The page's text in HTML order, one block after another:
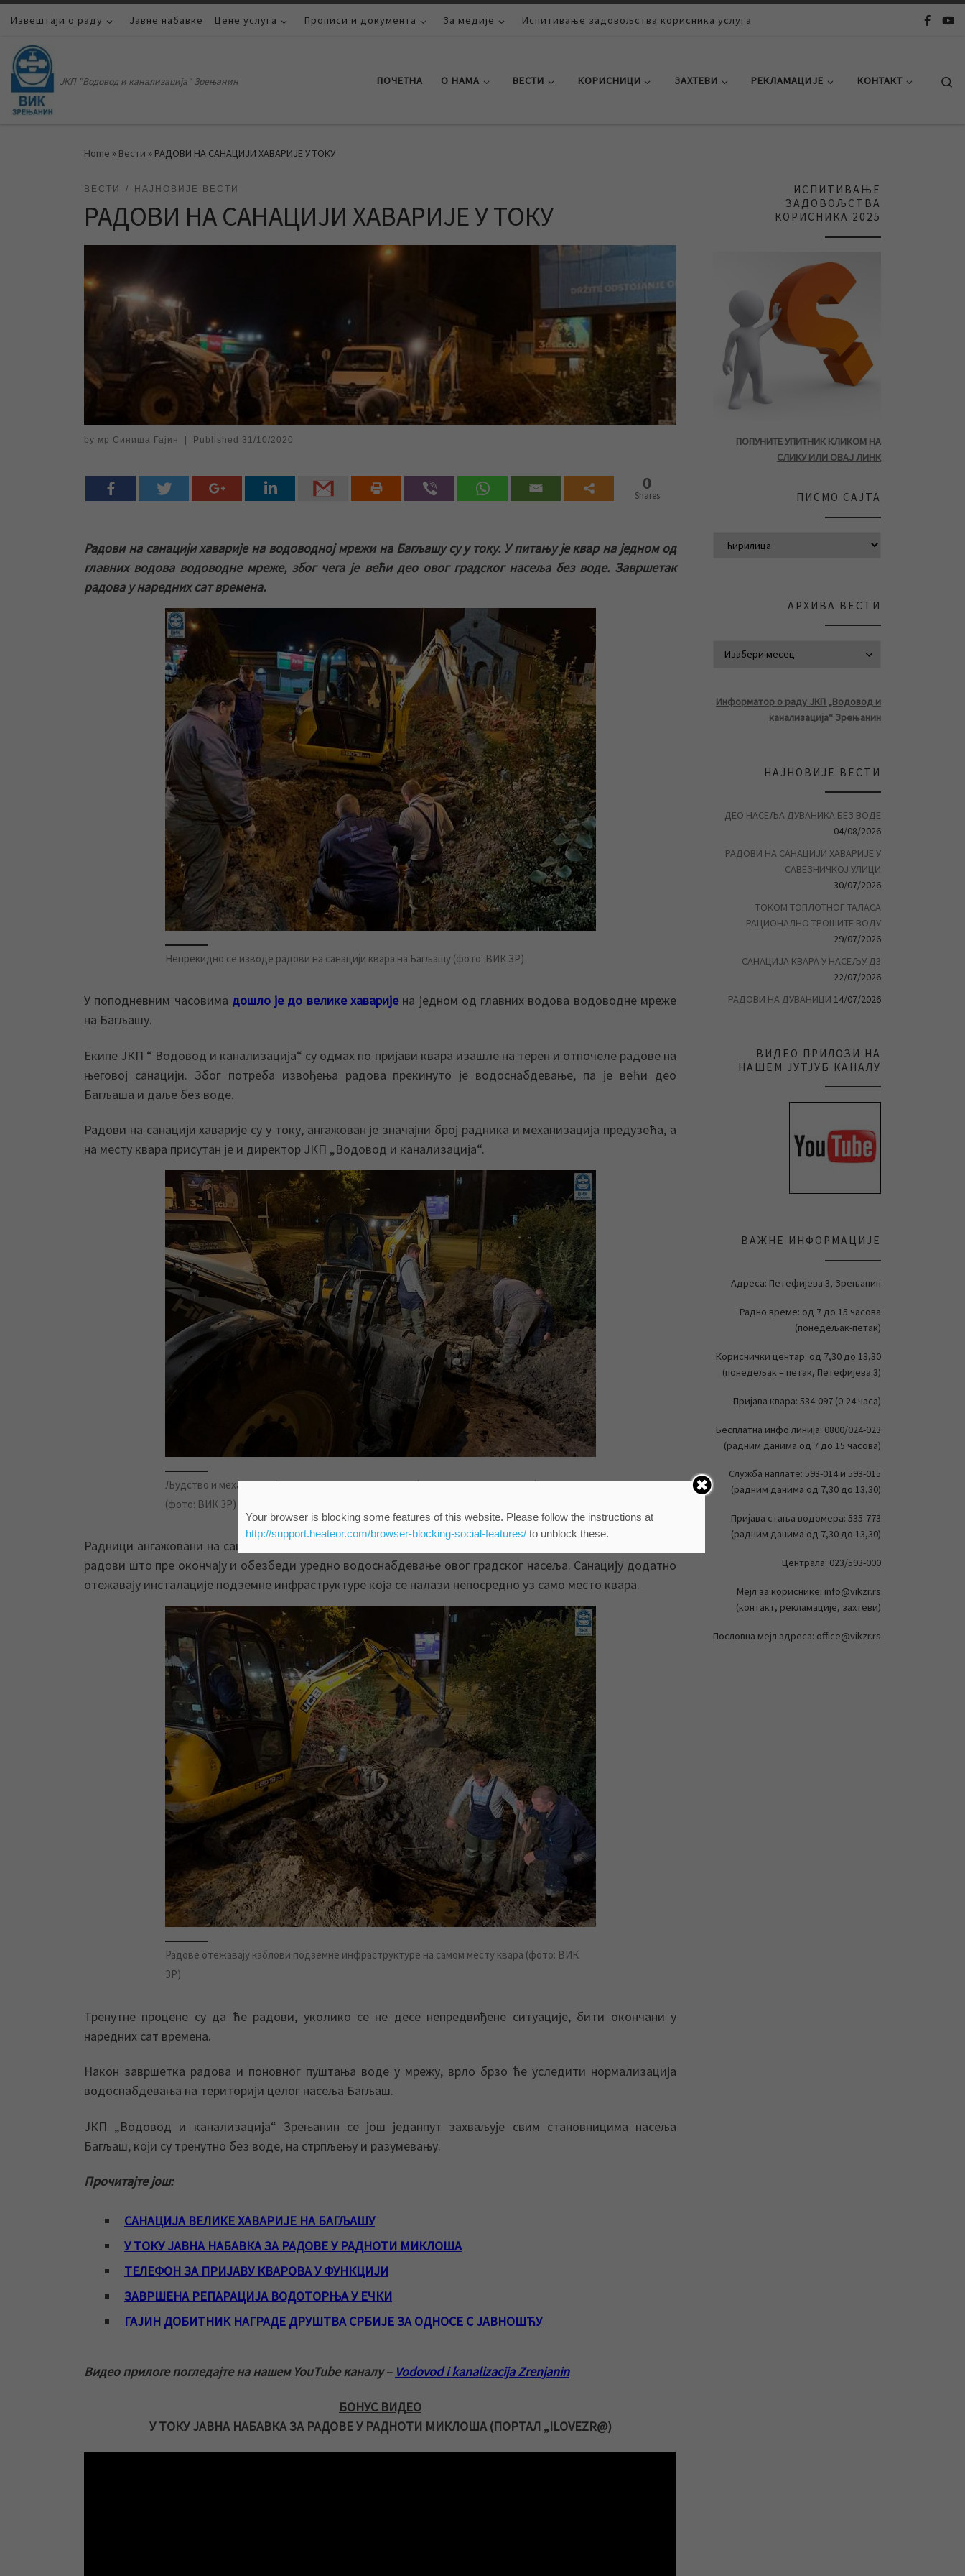
Skip to content
Извештаји о раду Јавне набавке Цене услуга Прописи и документа За медије Испитивање задовољства корисника услуга
ЈКП "Водовод и канализација" Зрењанин ПОЧЕТНА О НАМА ВЕСТИ КОРИСНИЦИ ЗАХТЕВИ РЕКЛАМАЦИЈЕ КОНТАКТ
Home » Вести » РАДОВИ НА САНАЦИЈИ ХАВАРИЈЕ У ТОКУ
ВЕСТИ НАЈНОВИЈЕ ВЕСТИ
РАДОВИ НА САНАЦИЈИ ХАВАРИЈЕ У ТОКУ
by мр Синиша Гајин Published 31/10/2020
0
Shares
Радови на санацији хаварије на водоводној мрежи на Багљашу су у току. У питању је квар на једном од
главних водова водоводне мреже, због чега је већи део овог градског насеља без воде. Завршетак
радова у наредних сат времена.
Непрекидно се изводе радови на санацији квара на Багљашу (фото: ВИК ЗР)
У поподневним часовима дошло је до велике хаваријена једном од главних водова водоводне мреже
на Багљашу.
Екипе ЈКП “ Водовод и канализација“ су одмах по пријави квара изашле на терен и отпочеле радове на
његовој санацији. Због потреба извођења радова прекинуто је водоснабдевање, па је већи део
Багљаша и даље без воде.
Радови на санацији хаварије су у току, ангажован је значајни број радника и механизација предузећа, а
на месту квара присутан је и директор ЈКП „Водовод и канализација“.
Људство и механизација ЈКП „Водовод и канализација“ ангажовани на санацији квара
(фото: ВИК ЗР)
Радници ангажовани на санацији овог великог квара од самог почетка улажу максималне напоре да се
радови што пре окончају и обезбеди уредно водоснабдевање овог градског насеља. Санацију додатно
отежавају инсталације подземне инфраструктуре која се налази непосредно уз само место квара.
Радове отежавају каблови подземне инфраструктуре на самом месту квара (фото: ВИК
ЗР)
Тренутне процене су да ће радови, уколико се не десе непредвиђене ситуације, бити окончани у
наредних сат времена.
Након завршетка радова и поновног пуштања воде у мрежу, врло брзо ће уследити нормализација
водоснабдевања на територији целог насеља Багљаш.
ЈКП „Водовод и канализација“ Зрењанин се још једанпут захваљује свим становницима насеља
Багљаш, који су тренутно без воде, на стрпљењу и разумевању.
Прочитајте још:
САНАЦИЈА ВЕЛИКЕ ХАВАРИЈЕ НА БАГЉАШУ
У ТОКУ ЈАВНА НАБАВКА ЗА РАДОВЕ У РАДНОТИ МИКЛОША
ТЕЛЕФОН ЗА ПРИЈАВУ КВАРОВА У ФУНКЦИЈИ
ЗАВРШЕНА РЕПАРАЦИЈА ВОДОТОРЊА У ЕЧКИ
ГАЈИН ДОБИТНИК НАГРАДЕ ДРУШТВА СРБИЈЕ ЗА ОДНОСЕ С ЈАВНОШЋУ
Видео прилоге погледајте на нашем YouTube каналу – Vodovod i kanalizacija Zrenjanin
БОНУС ВИДЕО
У ТОКУ ЈАВНА НАБАВКА ЗА РАДОВЕ У РАДНОТИ МИКЛОША (ПОРТАЛ „ILOVEZR@)
ИСПИТИВАЊЕ
ЗАДОВОЉСТВА
КОРИСНИКА 2025
ПОПУНИТЕ УПИТНИК КЛИКОМ НА
СЛИКУ ИЛИ ОВАЈ ЛИНК
ПИСМО САЈТА
АРХИВА ВЕСТИ
Информатор о раду ЈКП „Водовод и
канализација“ Зрењанин
НАЈНОВИЈЕ ВЕСТИ
ДЕО НАСЕЉА ДУВАНИКА БЕЗ ВОДЕ
04/08/2026
РАДОВИ НА САНАЦИЈИ ХАВАРИЈЕ У
САВЕЗНИЧКОЈ УЛИЦИ
30/07/2026
ТОКОМ ТОПЛОТНОГ ТАЛАСА
РАЦИОНАЛНО ТРОШИТЕ ВОДУ
29/07/2026
САНАЦИЈА КВАРА У НАСЕЉУ Д3
22/07/2026
РАДОВИ НА ДУВАНИЦИ 14/07/2026
ВИДЕО ПРИЛОЗИ НА
НАШЕМ ЈУТЈУБ КАНАЛУ
ВАЖНЕ ИНФОРМАЦИЈЕ
Адреса: Петефијева 3, Зрењанин
Радно време: од 7 до 15 часова
(понедељак-петак)
Кориснички центар: од 7,30 до 13,30
(понедељак – петак, Петефијева 3)
Пријава квара: 534-097 (0-24 часа)
Бесплатна инфо линија: 0800/024-023
(радним данима од 7 до 15 часова)
Служба наплате: 593-014 и 593-015
(радним данима од 7,30 до 13,30)
Пријава стања водомера: 535-773
(радним данима од 7,30 до 13,30)
Централа: 023/593-000
Мејл за кориснике: info@vikzr.rs
(контакт, рекламације, захтеви)
Пословна мејл адреса: office@vikzr.rs
Your browser is blocking some features of this website. Please follow the instructions at
http://support.heateor.com/browser-blocking-social-features/to unblock these.